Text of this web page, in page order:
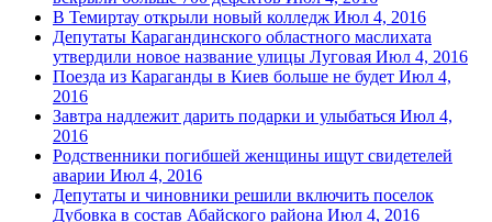
В Темиртау открыли новый колледж Июл 4, 2016
Депутаты Карагандинского областного маслихата
утвердили новое название улицы Луговая Июл 4, 2016
Поезда из Караганды в Киев больше не будет Июл 4,
2016
Завтра надлежит дарить подарки и улыбаться Июл 4,
2016
Родственники погибшей женщины ищут свидетелей
аварии Июл 4, 2016
Депутаты и чиновники решили включить поселок
Дубовка в состав Абайского района Июл 4, 2016